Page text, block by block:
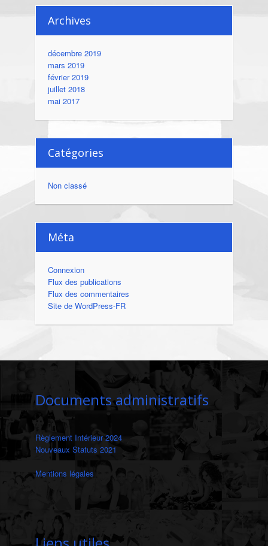
Archives
décembre 2019
mars 2019
février 2019
juillet 2018
mai 2017
Catégories
Non classé
Méta
Connexion
Flux des publications
Flux des commentaires
Site de WordPress-FR
Documents administratifs
Règlement Intérieur 2024
Nouveaux Statuts 2021
Mentions légales